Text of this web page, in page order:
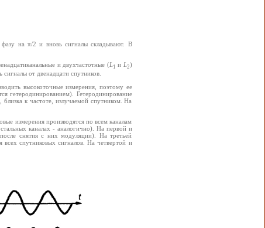
на π/2 и вновь сигналы складывают. В
и двухчастотные (L1 и L2)
от двенадцати спутников.
высокоточные измерения, поэтому ее
гетеродинированием). Гетеродинирование
к частоте, излучаемой спутником. На
измерения производятся по всем каналам
каналах - аналогично). На первой и
снятия с них модуляции). На третьей
всех спутниковых сигналов. На четвертой и